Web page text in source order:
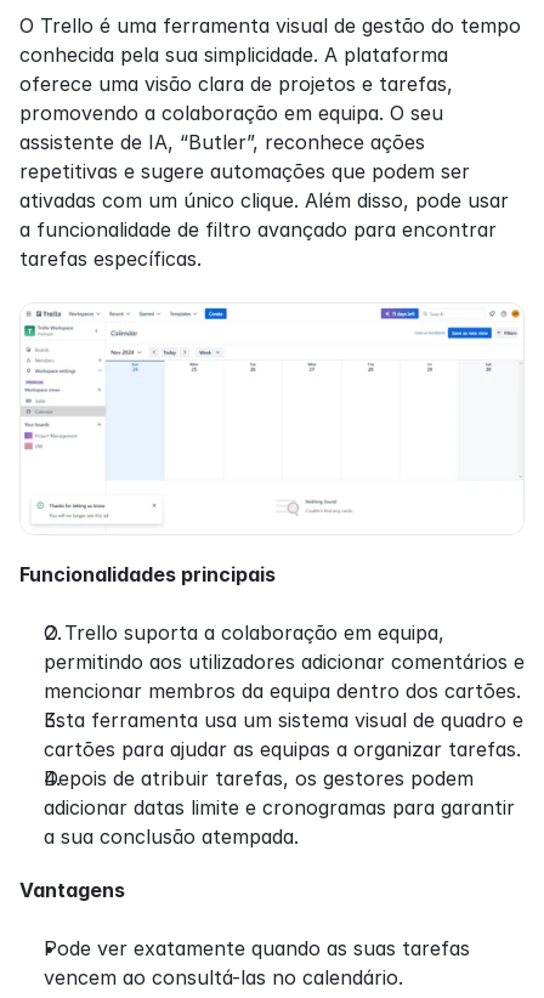
O Trello é uma ferramenta visual de gestão do tempo
conhecida pela sua simplicidade. A plataforma
oferece uma visão clara de projetos e tarefas,
promovendo a colaboração em equipa. O seu
assistente de IA, “Butler”, reconhece ações
repetitivas e sugere automações que podem ser
ativadas com um único clique. Além disso, pode usar
a funcionalidade de filtro avançado para encontrar
tarefas específicas.
Funcionalidades principais
O Trello suporta a colaboração em equipa,
permitindo aos utilizadores adicionar comentários e
mencionar membros da equipa dentro dos cartões.
Esta ferramenta usa um sistema visual de quadro e
cartões para ajudar as equipas a organizar tarefas.
Depois de atribuir tarefas, os gestores podem
adicionar datas limite e cronogramas para garantir
a sua conclusão atempada.
Vantagens
Pode ver exatamente quando as suas tarefas
vencem ao consultá-las no calendário.